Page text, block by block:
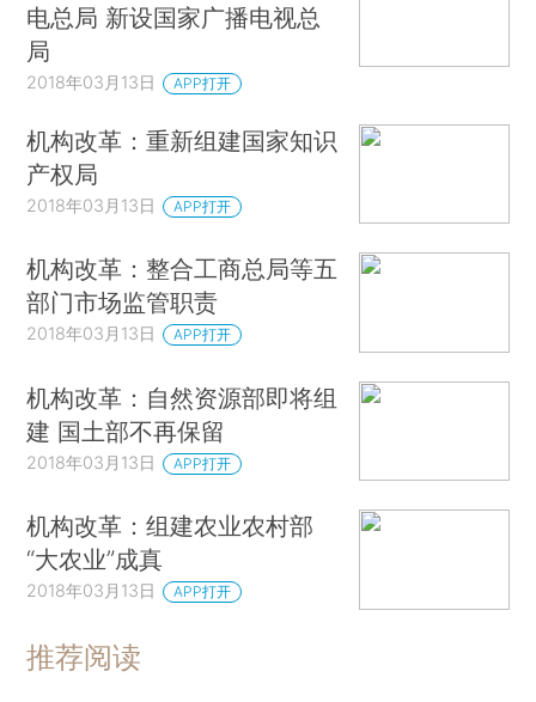
电总局 新设国家广播电视总
局
2018年03月13日 APP打开
机构改革：重新组建国家知识
产权局
2018年03月13日 APP打开
机构改革：整合工商总局等五
部门市场监管职责
2018年03月13日 APP打开
机构改革：自然资源部即将组
建 国土部不再保留
2018年03月13日 APP打开
机构改革：组建农业农村部
“大农业”成真
2018年03月13日 APP打开
推荐阅读